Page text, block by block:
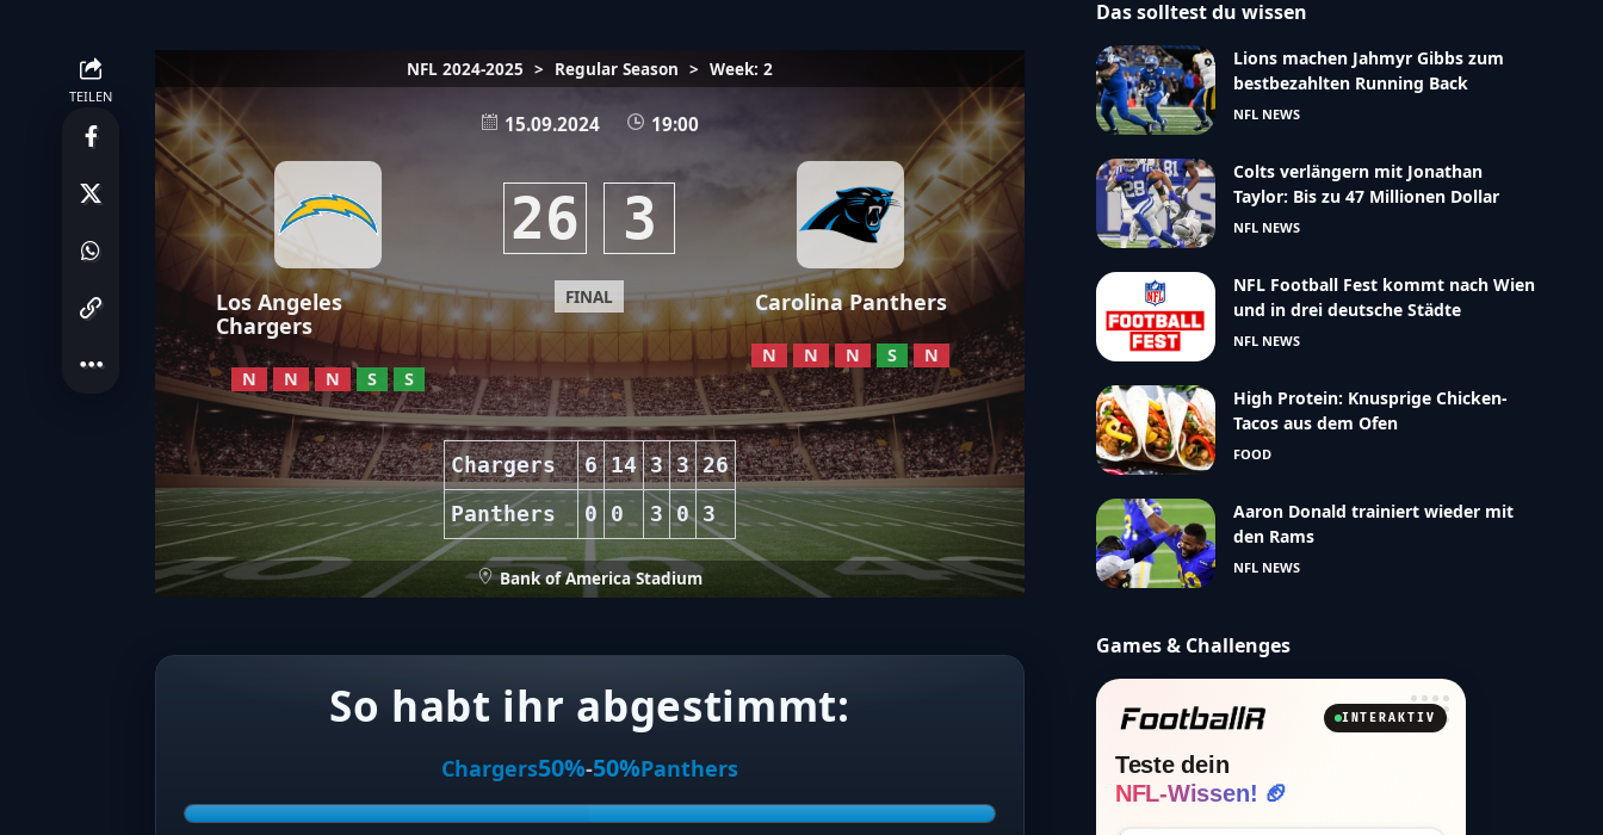
TEILEN
NFL 2024-2025 > Regular Season > Week: 2
15.09.2024 19:00
Los Angeles
Chargers
N N N S S
26 3
FINAL Carolina Panthers
N N N S N
Chargers 6 14 3 3 26
Panthers
0 0 3 0 3
Bank of America Stadium
So habt ihr abgestimmt:
Chargers50%-50%Panthers
Das solltest du wissen
Lions machen Jahmyr Gibbs zum
bestbezahlten Running Back
NFL NEWS
Colts verlängern mit Jonathan
Taylor: Bis zu 47 Millionen Dollar
NFL NEWS
NFL Football Fest kommt nach Wien
und in drei deutsche Städte
NFL NEWS
High Protein: Knusprige Chicken-
Tacos aus dem Ofen
FOOD
Aaron Donald trainiert wieder mit
den Rams
NFL NEWS
Games & Challenges
INTERAKTIV
Teste dein
NFL-Wissen! 🏈